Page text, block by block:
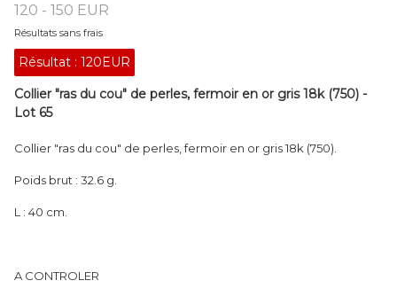
120 - 150 EUR
Résultats sans frais
Résultat : 120EUR
Collier "ras du cou" de perles, fermoir en or gris 18k (750) -
Lot 65
Collier "ras du cou" de perles, fermoir en or gris 18k (750).
Poids brut : 32.6 g.
L : 40 cm.
A CONTROLER